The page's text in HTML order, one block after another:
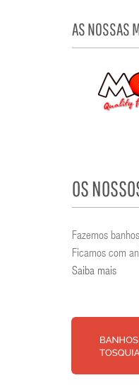
AS NOSSAS
OS
Fazemos
Ficamos com
Saiba mais